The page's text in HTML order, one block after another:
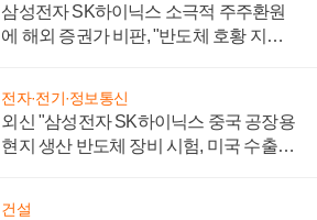
삼성전자 SK하이닉스 소극적 주주환원
에 해외 증권가 비판, "반도체 호황 지속
전자·전기·정보통신
외신 "삼성전자 SK하이닉스 중국 공장용
현지 생산 반도체 장비 시험, 미국 수출통
건설